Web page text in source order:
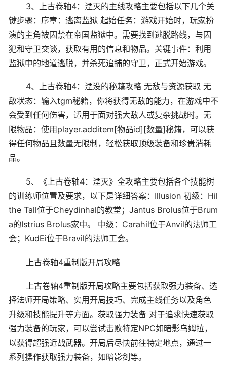
3、上古卷轴4：湮灭的主线攻略主要包括以下几个关
键步骤：序章：逃离监狱 起始任务：游戏开始时，玩家扮
演的主角被囚禁在帝国监狱中。需要找到逃脱路线，与囚
犯和守卫交谈，获取有用的信息和物品。关键事件：利用
监狱中的地道逃脱，并杀死追捕的守卫，正式开始游戏。
4、上古卷轴4：湮没的秘籍攻略 无敌与资源获取 无
敌状态：输入tgm秘籍，你将获得无敌的能力，在游戏中不
会受到任何伤害，适用于面对强大敌人或复杂挑战时。无
限物品：使用player.additem[物品id][数量]秘籍，可以获
得任何物品且数量无限制，轻松获取顶级装备和珍贵消耗
品。
5、《上古卷轴4：湮灭》全攻略主要包括各个技能树
的训练师位置及要求，以下是详细答案：Illusion 初级：Hil
the Tall位于Cheydinhal的教堂；Jantus Brolus位于Brum
a的Istrius Brolus家中。 中级：Carahil位于Anvil的法师工
会；KudEi位于Bravil的法师工会。
上古卷轴4重制版开局攻略
上古卷轴4重制版开局攻略主要包括获取强力装备、选
择法师开局策略、实用开局技巧、完成主线任务以及角色
升级和技能提升等方面。获取强力装备 对于追求快速获取
强力装备的玩家，可以尝试击败特定NPC如暗影乌姆拉，
以获得超强近战武器。开局后尽快前往特定地点，通过一
系列操作获取强力装备，如暗影剑等。